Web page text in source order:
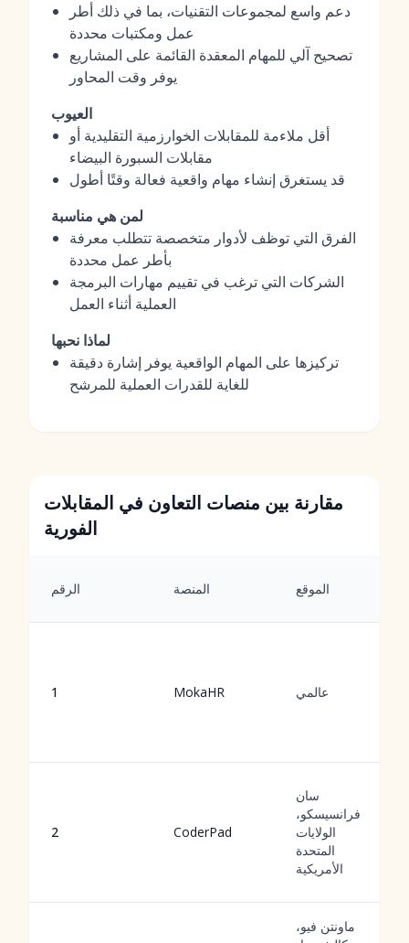
دعم واسع لمجموعات التقنيات، بما في ذلك أطر
عمل ومكتبات محددة
تصحيح آلي للمهام المعقدة القائمة على المشاريع
يوفر وقت المحاور
العيوب
أقل ملاءمة للمقابلات الخوارزمية التقليدية أو
مقابلات السبورة البيضاء
قد يستغرق إنشاء مهام واقعية فعالة وقتًا أطول
لمن هي مناسبة
الفرق التي توظف لأدوار متخصصة تتطلب معرفة
بأطر عمل محددة
الشركات التي ترغب في تقييم مهارات البرمجة
العملية أثناء العمل
لماذا نحبها
تركيزها على المهام الواقعية يوفر إشارة دقيقة
للغاية للقدرات العملية للمرشح
مقارنة بين منصات التعاون في المقابلات
الفورية
الرقم المنصة الموقع
1 MokaHR عالمي
2 CoderPad
سان
فرانسيسكو،
الولايات
المتحدة
الأمريكية
ماونتن فيو،